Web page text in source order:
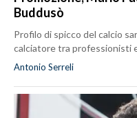
Buddusò
Profilo di spicco del calcio
calciatore tra professionisti
Antonio Serreli